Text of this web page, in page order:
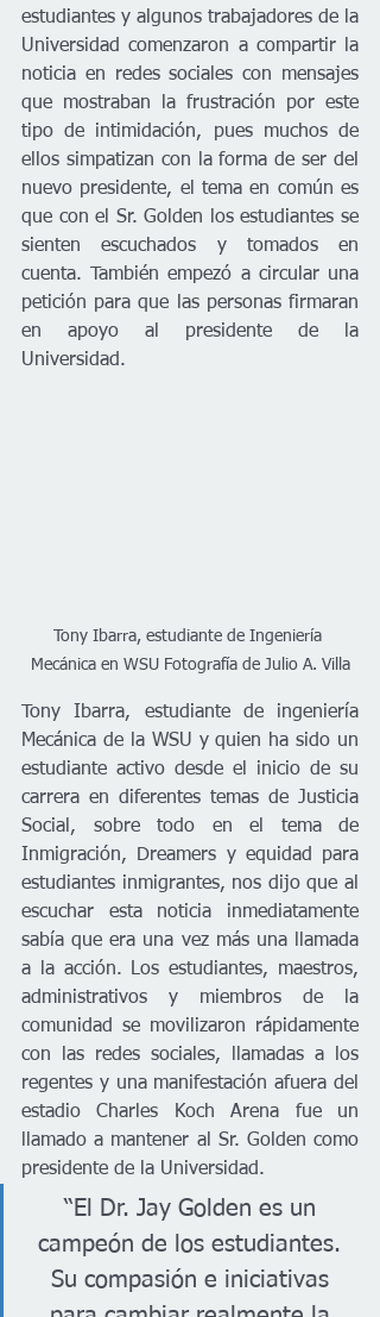
estudiantes y algunos trabajadores de la
Universidad comenzaron a compartir la
noticia en redes sociales con mensajes
que mostraban la frustración por este
tipo de intimidación, pues muchos de
ellos simpatizan con la forma de ser del
nuevo presidente, el tema en común es
que con el Sr. Golden los estudiantes se
sienten escuchados y tomados en
cuenta. También empezó a circular una
petición para que las personas firmaran
en apoyo al presidente de la
Universidad.
Tony Ibarra, estudiante de Ingeniería
Mecánica en WSU Fotografía de Julio A. Villa
Tony Ibarra, estudiante de ingeniería
Mecánica de la WSU y quien ha sido un
estudiante activo desde el inicio de su
carrera en diferentes temas de Justicia
Social, sobre todo en el tema de
Inmigración, Dreamers y equidad para
estudiantes inmigrantes, nos dijo que al
escuchar esta noticia inmediatamente
sabía que era una vez más una llamada
a la acción. Los estudiantes, maestros,
administrativos y miembros de la
comunidad se movilizaron rápidamente
con las redes sociales, llamadas a los
regentes y una manifestación afuera del
estadio Charles Koch Arena fue un
llamado a mantener al Sr. Golden como
presidente de la Universidad.
“El Dr. Jay Golden es un
campeón de los estudiantes.
Su compasión e iniciativas